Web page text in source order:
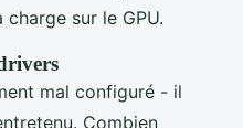
sur le GPU.
mal configuré - il
Combien